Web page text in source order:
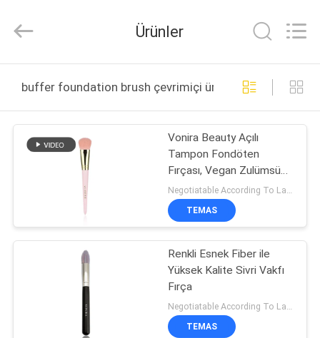
ÜRÜN:%
HAKKIMIZDA
FABRIKA
KONTROL
Reserved.
Ürünler
buffer foundation brush çevrimiçi üretim
Vonira Beauty Açılı
Tampon Fondöten
Fırçası, Vegan Zulümsüz
Taklon Sentetik Kıl ve
Geri Dönüştürülebilir Huş
Ağacı Saplı
Negotiatable According To Large Quantity MOQ:1000 adet
TEMAS
Renkli Esnek Fiber ile
Yüksek Kalite Sivri Vakfı
Fırça
TEMAS